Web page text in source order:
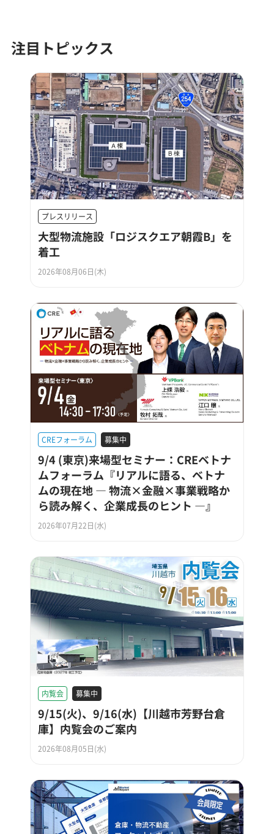
注目トピックス
プレスリリース
大型物流施設「ロジスクエア朝霞B」を
着工
2026年08月06日(木)
CREフォーラム 募集中
9/4 (東京)来場型セミナー：CREベトナ
ムフォーラム『リアルに語る、ベトナ
ムの現在地 ― 物流×金融×事業戦略か
ら読み解く、企業成長のヒント ―』
2026年07月22日(水)
内覧会 募集中
9/15(火)、9/16(水)【川越市芳野台倉
庫】内覧会のご案内
2026年08月05日(水)